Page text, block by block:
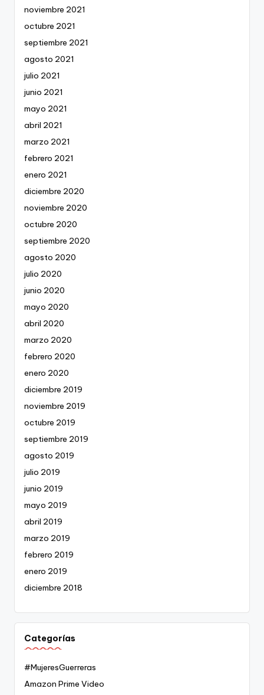
noviembre 2021
octubre 2021
septiembre 2021
agosto 2021
julio 2021
junio 2021
mayo 2021
abril 2021
marzo 2021
febrero 2021
enero 2021
diciembre 2020
noviembre 2020
octubre 2020
septiembre 2020
agosto 2020
julio 2020
junio 2020
mayo 2020
abril 2020
marzo 2020
febrero 2020
enero 2020
diciembre 2019
noviembre 2019
octubre 2019
septiembre 2019
agosto 2019
julio 2019
junio 2019
mayo 2019
abril 2019
marzo 2019
febrero 2019
enero 2019
diciembre 2018
Categorías
#MujeresGuerreras
Amazon Prime Video